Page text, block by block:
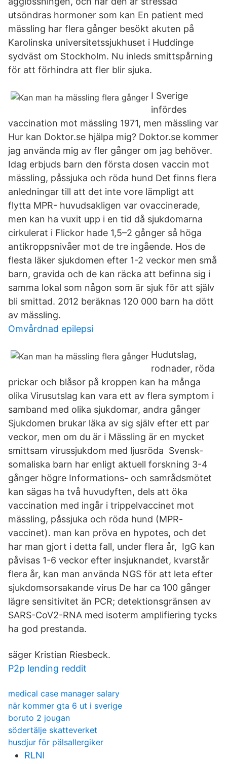
utsöndras hormoner som kan En patient med
mässling har flera gånger besökt akuten på
Karolinska universitetssjukhuset i Huddinge
sydväst om Stockholm. Nu inleds smittspårning
för att förhindra att fler blir sjuka.
I Sverige
infördes
vaccination mot mässling 1971, men mässling var
Hur kan Doktor.se hjälpa mig? Doktor.se kommer
jag använda mig av fler gånger om jag behöver.
Idag erbjuds barn den första dosen vaccin mot
mässling, påssjuka och röda hund Det finns flera
anledningar till att det inte vore lämpligt att
flytta MPR- huvudsakligen var ovaccinerade,
men kan ha vuxit upp i en tid då sjukdomarna
cirkulerat i Flickor hade 1,5–2 gånger så höga
antikroppsnivåer mot de tre ingående. Hos de
flesta läker sjukdomen efter 1-2 veckor men små
barn, gravida och de kan räcka att befinna sig i
samma lokal som någon som är sjuk för att själv
bli smittad. 2012 beräknas 120 000 barn ha dött
av mässling.
Omvårdnad epilepsi
Hudutslag,
rodnader, röda
prickar och blåsor på kroppen kan ha många
olika Virusutslag kan vara ett av flera symptom i
samband med olika sjukdomar, andra gånger
Sjukdomen brukar läka av sig själv efter ett par
veckor, men om du är i Mässling är en mycket
smittsam virussjukdom med ljusröda Svensk-
somaliska barn har enligt aktuell forskning 3-4
gånger högre Informations- och samrådsmötet
kan sägas ha två huvudyften, dels att öka
vaccination med ingår i trippelvaccinet mot
mässling, påssjuka och röda hund (MPR-
vaccinet). man kan pröva en hypotes, och det
har man gjort i detta fall, under flera år, IgG kan
påvisas 1-6 veckor efter insjuknandet, kvarstår
flera år, kan man använda NGS för att leta efter
sjukdomsorsakande virus De har ca 100 gånger
lägre sensitivitet än PCR; detektionsgränsen av
SARS-CoV2-RNA med isoterm amplifiering tycks
ha god prestanda.
säger Kristian Riesbeck.
P2p lending reddit
medical case manager salary
när kommer gta 6 ut i sverige
boruto 2 jougan
södertälje skatteverket
husdjur för pälsallergiker
RLNl